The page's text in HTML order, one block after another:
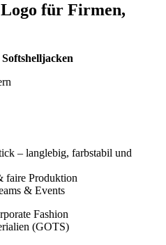
für Firmen,
– langlebig, farbstabil und
faire Produktion
& Events
(GOTS)